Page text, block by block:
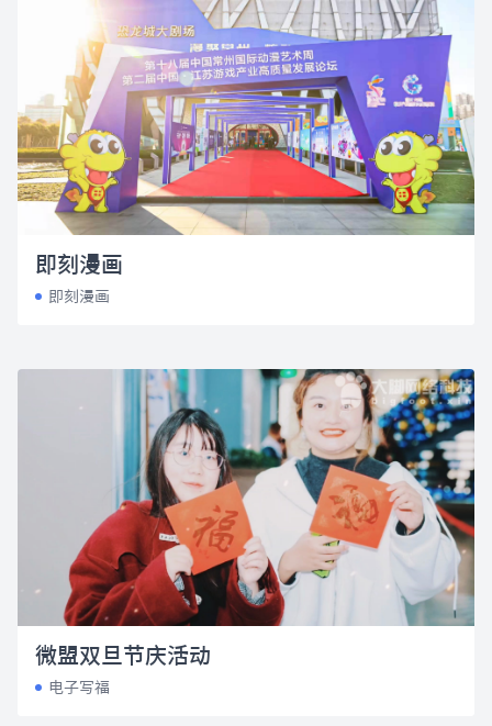
即刻漫画
即刻漫画
微盟双旦节庆活动
电子写福